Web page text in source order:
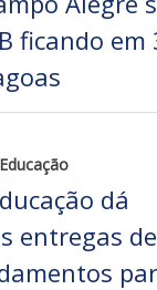
ficando em
dá
entregas